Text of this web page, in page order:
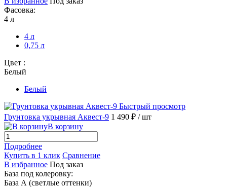
Фасовка:
4 л
4 л
0,75 л
Цвет :
Белый
Белый
Быстрый просмотр
Грунтовка укрывная Аквест-9 1 490 ₽ / шт
В корзину
Подробнее
Купить в 1 клик Сравнение
В избранное Под заказ
База под колеровку:
База А (светлые оттенки)